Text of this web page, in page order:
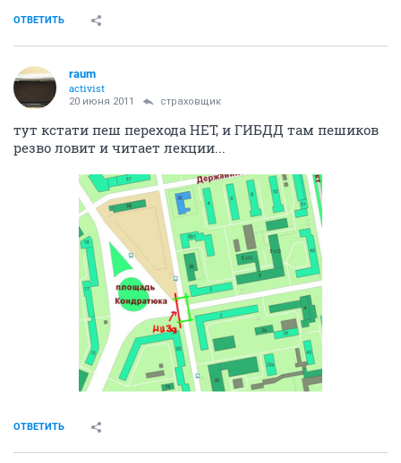
ОТВЕТИТЬ
raum
activist
20 июня 2011 страховщик
тут кстати пеш перехода НЕТ, и ГИБДД там пешиков
резво ловит и читает лекции...
ОТВЕТИТЬ